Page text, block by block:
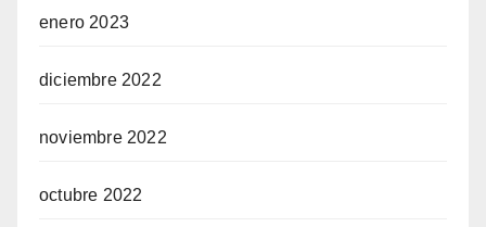
enero 2023
diciembre 2022
noviembre 2022
octubre 2022